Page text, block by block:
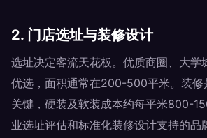
2. 门店选址与装修设计
选址决定客流天花板。优质商圈、大学
优选，面积通常在200-500平米。装修
关键，硬装及软装成本约每平米800-
业选址评估和标准化装修设计支持的品